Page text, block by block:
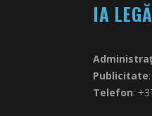
IA
Publicitate:
Telefon: